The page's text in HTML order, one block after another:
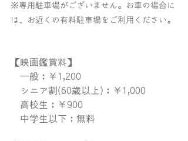
※専用駐車場がございません。お車の場合に
は、お近くの有料駐車場をご利用ください。
【映画鑑賞料】
一般：￥1,200
シニア割(60歳以上)：￥1,000
高校生：￥900
中学生以下：無料